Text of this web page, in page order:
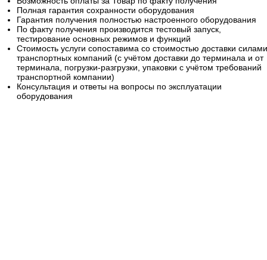
Полная гарантия сохранности оборудования
Гарантия получения полностью настроенного оборудования
По факту получения производится тестовый запуск,
тестирование основных режимов и функций
Стоимость услуги сопоставима со стоимостью доставки силами
транспортных компаний (с учётом доставки до терминала и от
терминала, погрузки-разгрузки, упаковки с учётом требований
транспортной компании)
Консультация и ответы на вопросы по эксплуатации
оборудования